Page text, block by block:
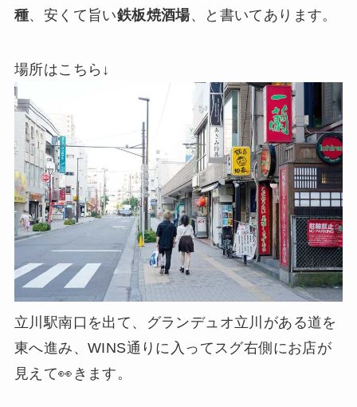
種、安くて旨い鉄板焼酒場、と書いてあります。
場所はこちら↓
立川駅南口を出て、グランデュオ立川がある道を
東へ進み、WINS通りに入ってスグ右側にお店が
見えて👀きます。